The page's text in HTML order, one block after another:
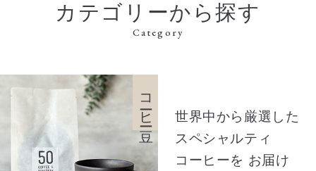
カテゴリーから探す
Category
コーヒー豆
世界中から厳選した
スペシャルティ
コーヒーを お届け